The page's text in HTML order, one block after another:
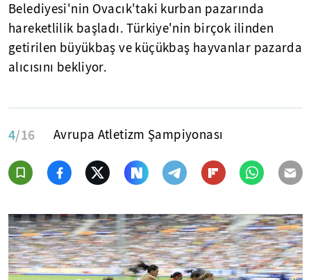
Belediyesi'nin Ovacık'taki kurban pazarında
hareketlilik başladı. Türkiye'nin birçok ilinden
getirilen büyükbaş ve küçükbaş hayvanlar pazarda
alıcısını bekliyor.
4/16 Avrupa Atletizm Şampiyonası